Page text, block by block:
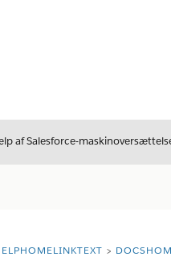
af Salesforce-